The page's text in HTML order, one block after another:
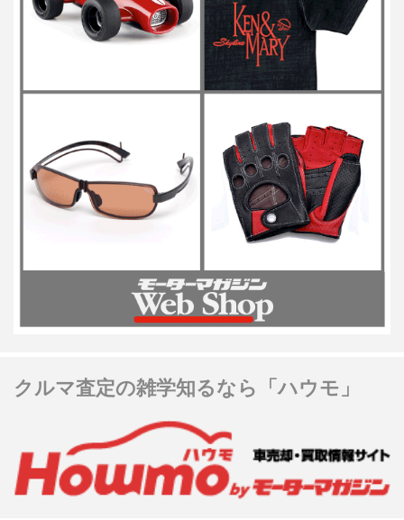
クルマ査定の雑学知るなら「ハウモ」